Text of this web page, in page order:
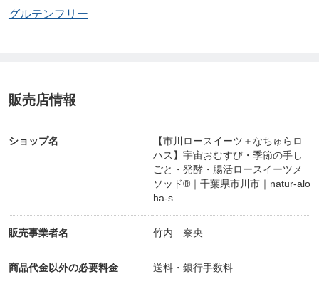
以下の食品にアレルギーのある方、重度の金属アレ
(掌蹠膿疱症の方は、ナッツやカカオを含む食品が体
に合わない場合がございます）
・カシューナッツやくるみ、アーモンドといったナ
ッツ類
・大豆、落花生（場合によりこれらを使用するスイ
ーツもあります）
グルテンフリー
販売店情報
ショップ名
【市川ロースイーツ＋なちゅらロ
ハス】宇宙おむすび・季節の手し
ごと・発酵・腸活ロースイーツメ
ソッド®｜千葉県市川市｜natur-alo
ha-s
販売事業者名 竹内 奈央
商品代金以外の必要料金 送料・銀行手数料